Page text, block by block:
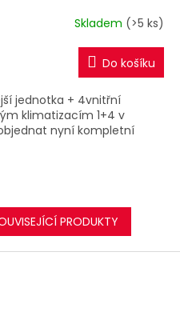
R
M
A
Skladem (>5 ks)
Do košíku
jednotka + 4vnitřní
klimatizacím 1+4 v
nyní kompletní
PRODUKTY